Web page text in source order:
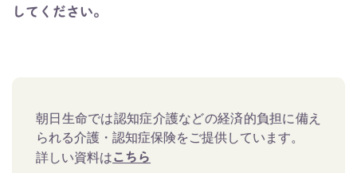
してください。
朝日生命では認知症介護などの経済的負担に備え
られる介護・認知症保険をご提供しています。
詳しい資料はこちら